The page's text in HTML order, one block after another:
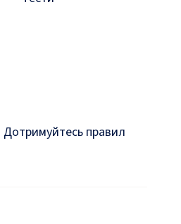
Дотримуйтесь правил